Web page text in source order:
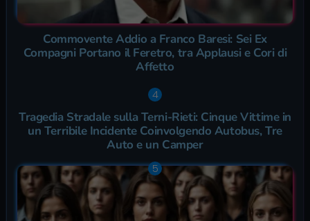
Commovente Addio a Franco Baresi: Sei Ex
Compagni Portano il Feretro, tra Applausi e Cori di
Affetto
Tragedia Stradale sulla Terni-Rieti: Cinque Vittime in
un Terribile Incidente Coinvolgendo Autobus, Tre
Auto e un Camper